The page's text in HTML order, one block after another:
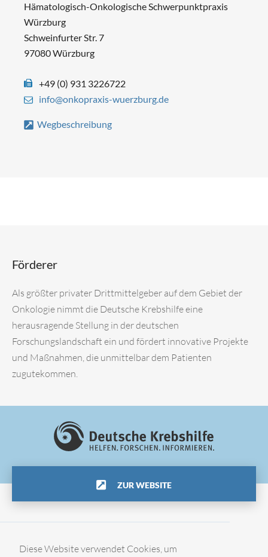
Diese Website verwendet Cookies, um
Hämatologisch-Onkologische Schwerpunktpraxis
Würzburg
Schweinfurter Str. 7
97080 Würzburg
+49 (0) 931 3226722
info@onkopraxis-wuerzburg.de
Wegbeschreibung
Förderer
Als größter privater Drittmittelgeber auf dem Gebiet der
Onkologie nimmt die Deutsche Krebshilfe eine
herausragende Stellung in der deutschen
Forschungslandschaft ein und fördert innovative Projekte
und Maßnahmen, die unmittelbar dem Patienten
zugutekommen.
ZUR WEBSITE